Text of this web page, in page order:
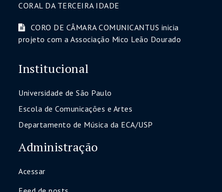
CORAL DA TERCEIRA IDADE
CORO DE CÂMARA COMUNICANTUS inicia
projeto com a Associação Mico Leão Dourado
Institucional
Universidade de São Paulo
Escola de Comunicações e Artes
Departamento de Música da ECA/USP
Administração
Acessar